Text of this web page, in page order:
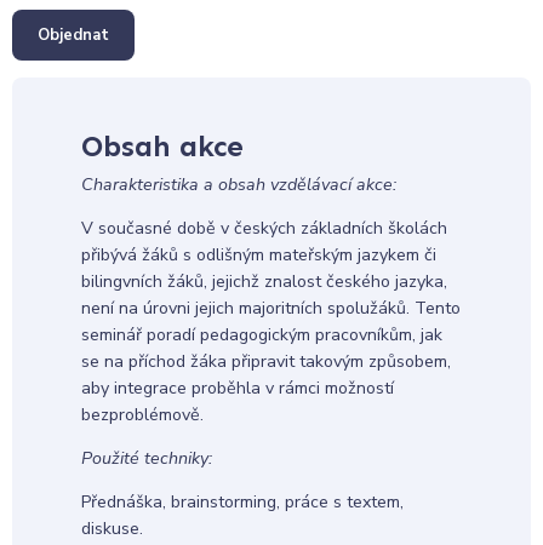
Objednat
Obsah akce
Charakteristika a obsah vzdělávací akce:
V současné době v českých základních školách
přibývá žáků s odlišným mateřským jazykem či
bilingvních žáků, jejichž znalost českého jazyka,
není na úrovni jejich majoritních spolužáků. Tento
seminář poradí pedagogickým pracovníkům, jak
se na příchod žáka připravit takovým způsobem,
aby integrace proběhla v rámci možností
bezproblémově.
Použité techniky:
Přednáška, brainstorming, práce s textem,
diskuse.